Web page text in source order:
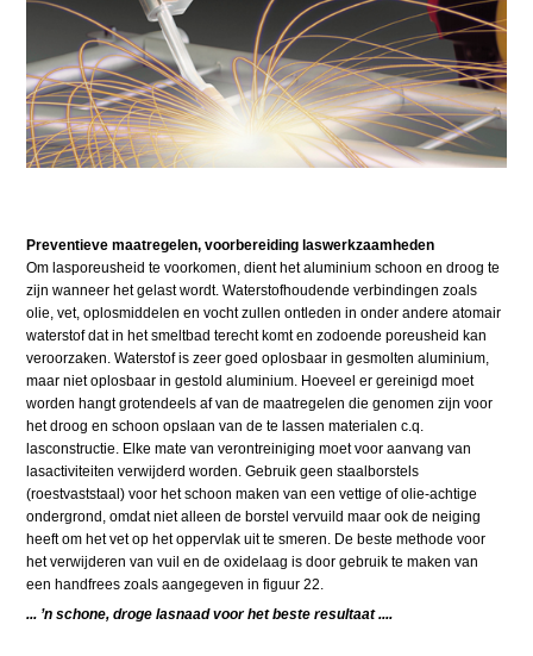
Preventieve maatregelen, voorbereiding laswerkzaamheden
Om lasporeusheid te voorkomen, dient het aluminium schoon en droog te
zijn wanneer het gelast wordt. Waterstofhoudende verbindingen zoals
olie, vet, oplosmiddelen en vocht zullen ontleden in onder andere atomair
waterstof dat in het smeltbad terecht komt en zodoende poreusheid kan
veroorzaken. Waterstof is zeer goed oplosbaar in gesmolten aluminium,
maar niet oplosbaar in gestold aluminium. Hoeveel er gereinigd moet
worden hangt grotendeels af van de maatregelen die genomen zijn voor
het droog en schoon opslaan van de te lassen materialen c.q.
lasconstructie. Elke mate van verontreiniging moet voor aanvang van
lasactiviteiten verwijderd worden. Gebruik geen staalborstels
(roestvaststaal) voor het schoon maken van een vettige of olie-achtige
ondergrond, omdat niet alleen de borstel vervuild maar ook de neiging
heeft om het vet op het oppervlak uit te smeren. De beste methode voor
het verwijderen van vuil en de oxidelaag is door gebruik te maken van
een handfrees zoals aangegeven in figuur 22.
... ’n schone, droge lasnaad voor het beste resultaat ....